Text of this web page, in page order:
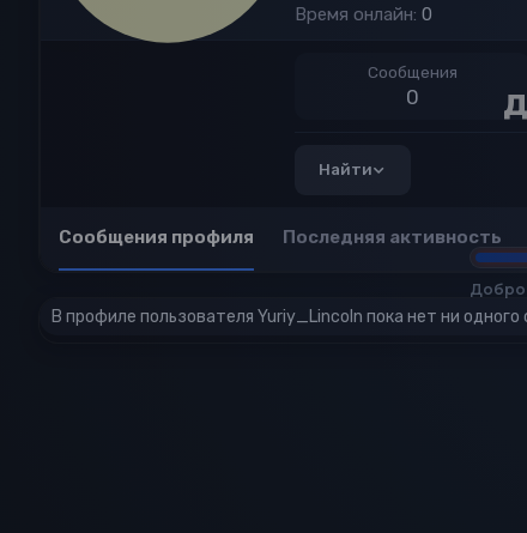
Время онлайн 0
Сообщения
0
Найти
Сообщения профиля Последняя активность
В профиле пользователя Yuriy_Lincoln пока нет ни одного